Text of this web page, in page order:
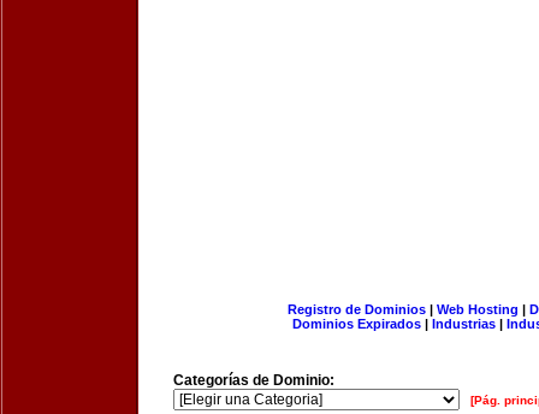
Registro de Dominios| Web Hosting |
Dominios Expirados | Industrias |
Categorías de Dominio:
[Pág.